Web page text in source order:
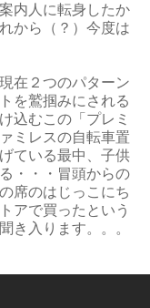
内人に転身したか
から（？）今度は
在２つのパターン
を鷲掴みにされる
込むこの「プレミ
ミレスの自転車置
ている最中、子供
・・・冒頭からの
席のはじっこにち
アで買ったという
き入ります。。。